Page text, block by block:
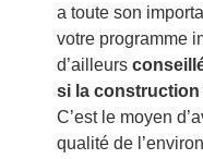
a toute son
votre programme
d’ailleurs
si la construction
C’est le moyen
qualité de